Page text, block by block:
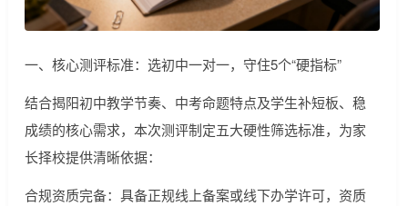
一、核心测评标准：选初中一对一，守住5个“硬指标”
结合揭阳初中教学节奏、中考命题特点及学生补短板、稳
成绩的核心需求，本次测评制定五大硬性筛选标准，为家
长择校提供清晰依据：
合规资质完备：具备正规线上备案或线下办学许可，资质